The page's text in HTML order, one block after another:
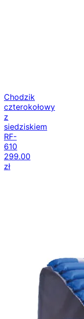
Chodzik
czterokołowy
z
siedziskiem
RF-
610
299.00
zł